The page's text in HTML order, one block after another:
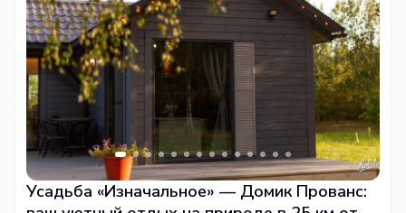
Усадьба «Изначальное» — Домик Прованс: